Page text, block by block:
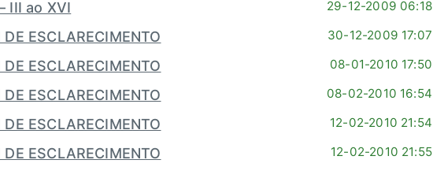
III ao XVI 29-12-2009 06:18
ESCLARECIMENTO 30-12-2009 17:07
ESCLARECIMENTO 08-01-2010 17:50
ESCLARECIMENTO 08-02-2010 16:54
ESCLARECIMENTO 12-02-2010 21:54
ESCLARECIMENTO 12-02-2010 21:55